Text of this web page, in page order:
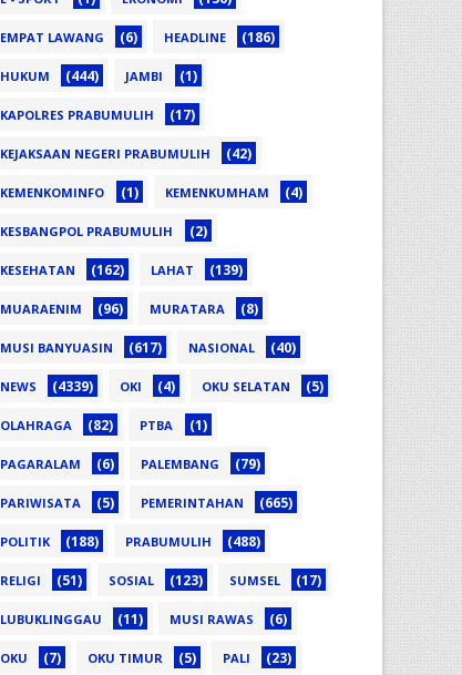
EMPAT LAWANG (6) HEADLINE (186)
HUKUM (444) JAMBI (1)
KAPOLRES PRABUMULIH (17)
KEJAKSAAN NEGERI PRABUMULIH (42)
KEMENKOMINFO (1) KEMENKUMHAM (4)
KESBANGPOL PRABUMULIH (2)
KESEHATAN (162) LAHAT (139)
MUARAENIM (96) MURATARA (8)
MUSI BANYUASIN (617) NASIONAL (40)
NEWS (4339) OKI (4) OKU SELATAN (5)
OLAHRAGA (82) PTBA (1)
PAGARALAM (6) PALEMBANG (79)
PARIWISATA (5) PEMERINTAHAN (665)
POLITIK (188) PRABUMULIH (488)
RELIGI (51) SOSIAL (123) SUMSEL (17)
LUBUKLINGGAU (11) MUSI RAWAS (6)
OKU (7) OKU TIMUR (5) PALI (23)